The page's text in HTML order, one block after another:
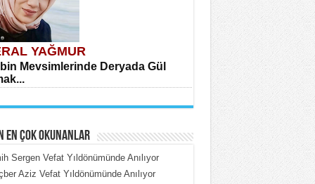
YAĞMUR
Mevsimlerinde Deryada Gül
EN ÇOK OKUNANLAR
Sergen Vefat Yıldönümünde Anılıyor
Aziz Vefat Yıldönümünde Anılıyor